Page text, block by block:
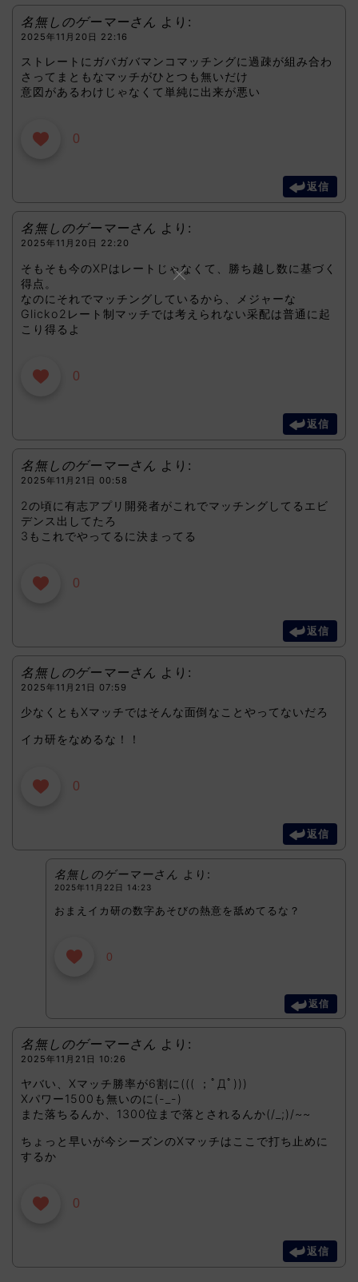
名無しのゲーマーさん より:
2025年11月20日 22:16
ストレートにガバガバマンコマッチングに過疎が組み合わ
さってまともなマッチがひとつも無いだけ
意図があるわけじゃなくて単純に出来が悪い
0
返信
名無しのゲーマーさん より:
2025年11月20日 22:20
そもそも今のXPはレートじゃなくて、勝ち越し数に基づく
得点。
なのにそれでマッチングしているから、メジャーな
Glicko2レート制マッチでは考えられない采配は普通に起
こり得るよ
0
返信
名無しのゲーマーさん より:
2025年11月21日 00:58
2の頃に有志アプリ開発者がこれでマッチングしてるエビ
デンス出してたろ
3もこれでやってるに決まってる
0
返信
名無しのゲーマーさん より:
2025年11月21日 07:59
少なくともXマッチではそんな面倒なことやってないだろ
イカ研をなめるな！！
0
返信
名無しのゲーマーさん より:
2025年11月22日 14:23
おまえイカ研の数字あそびの熱意を舐めてるな？
0
返信
名無しのゲーマーさん より:
2025年11月21日 10:26
ヤバい、Xマッチ勝率が6割に((( ；ﾟДﾟ)))
Xパワー1500も無いのに(-_-)
また落ちるんか、1300位まで落とされるんか(/_;)/~~
ちょっと早いが今シーズンのXマッチはここで打ち止めに
するか
0
返信